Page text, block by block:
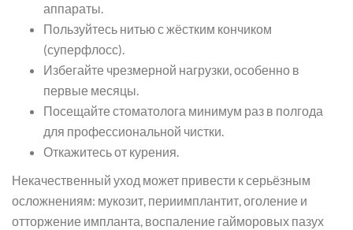
аппараты.
Пользуйтесь нитью с жёстким кончиком
(суперфлосс).
Избегайте чрезмерной нагрузки, особенно в
первые месяцы.
Посещайте стоматолога минимум раз в полгода
для профессиональной чистки.
Откажитесь от курения.
Некачественный уход может привести к серьёзным
осложнениям: мукозит, периимплантит, оголение и
отторжение импланта, воспаление гайморовых пазух